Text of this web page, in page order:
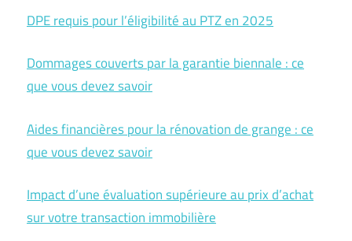
DPE requis pour l’éligibilité au PTZ en 2025
Dommages couverts par la garantie biennale : ce
que vous devez savoir
Aides financières pour la rénovation de grange : ce
que vous devez savoir
Impact d’une évaluation supérieure au prix d’achat
sur votre transaction immobilière